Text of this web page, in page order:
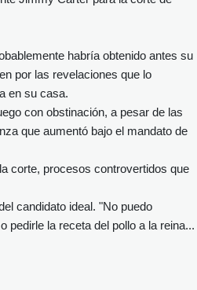
habría obtenido antes su
por las revelaciones que lo
en su casa.
con obstinación, a pesar de las
que aumentó bajo el mandato de
corte, procesos controvertidos que
candidato ideal. "No puedo
pedirle la receta del pollo a la reina...